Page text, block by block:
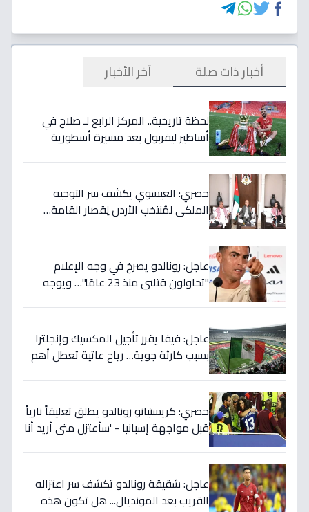
أخبار ذات صلة آخر الأخبار
لحظة تاريخية.. المركز الرابع لـ صلاح في
أساطير ليفربول بعد مسيرة أسطورية
حصري: العيسوي يكشف سر التوجيه
الملكي لمُنتخب الأردن لِقصار القامة…
عاجل: رونالدو يصرخ في وجه الإعلام
"تحاولون قتلني منذ 23 عامًا"… ويوجه
عاجل: فيفا يقرر تأجيل المكسيك وإنجلترا
بسبب كارثة جوية… رياح عاتية تعطل أهم
حصري: كريستيانو رونالدو يطلق تعليقاً نارياً
قبل مواجهة إسبانيا - 'سأعتزل متى أريد أنا
عاجل: شقيقة رونالدو تكشف سر اعتزاله
القريب بعد المونديال... هل تكون هذه